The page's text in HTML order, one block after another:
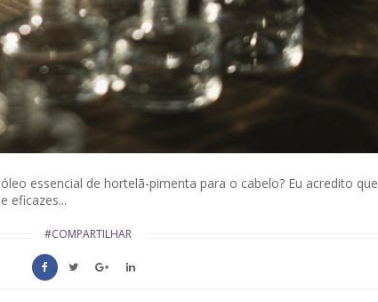
essencial de hortelã-pimenta para o cabelo? Eu acredito que
eficazes...
#COMPARTILHAR